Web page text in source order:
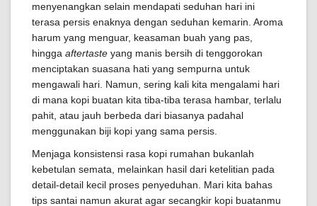
menyenangkan selain mendapati seduhan hari ini
terasa persis enaknya dengan seduhan kemarin. Aroma
harum yang menguar, keasaman buah yang pas,
hingga aftertaste yang manis bersih di tenggorokan
menciptakan suasana hati yang sempurna untuk
mengawali hari. Namun, sering kali kita mengalami hari
di mana kopi buatan kita tiba-tiba terasa hambar, terlalu
pahit, atau jauh berbeda dari biasanya padahal
menggunakan biji kopi yang sama persis.
Menjaga konsistensi rasa kopi rumahan bukanlah
kebetulan semata, melainkan hasil dari ketelitian pada
detail-detail kecil proses penyeduhan. Mari kita bahas
tips santai namun akurat agar secangkir kopi buatanmu